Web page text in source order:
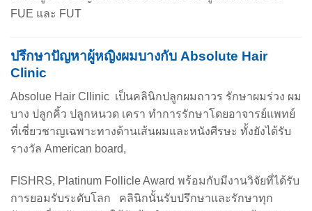
FUE และ FUT
ปรึกษาปัญหาผู้หญิงผมบางกับ Absolute Hair
Clinic
Absolue Hair Cllinic เป็นคลินิกปลูกผมถาวร รักษาผมร่วง ผม
บาง ปลูกคิ้ว ปลูกหนวด เครา ทำการรักษาโดยอาจารย์แพทย์
ที่เชี่ยวชาญเฉพาะทางด้านเส้นผมและหนังศีรษะ ทั้งยังได้รับ
รางวัล American board,
FISHRS, Platinum Follicle Award พร้อมกับมีงานวิจัยที่ได้รับ
การยอมรับระดับโลก
คลินิกนั้นรับปรึกษาและรักษาทุก